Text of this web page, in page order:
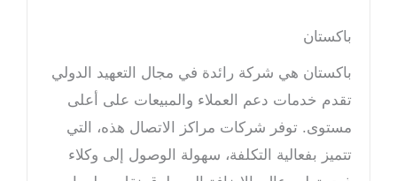
باكستان
باكستان هي شركة رائدة في مجال التعهيد الدولي
تقدم خدمات دعم العملاء والمبيعات على أعلى
مستوى. توفر شركات مراكز الاتصال هذه، التي
تتميز بفعالية التكلفة، سهولة الوصول إلى وكلاء